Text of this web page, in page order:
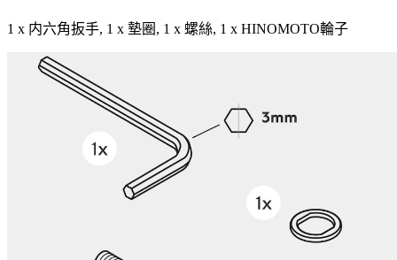
1 x 内六角扳手, 1 x 墊圈, 1 x 螺絲, 1 x HINOMOTO輪子